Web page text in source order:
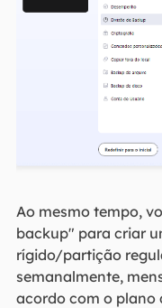
Ao mesmo tempo,
backup" para criar
rígido/partição
semanalmente,
acordo com o plano